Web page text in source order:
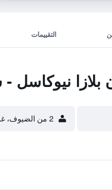
التقييمات
نيوكاسل -
2 من الضيوف، غرفة واحدة